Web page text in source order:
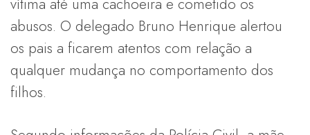
abusos. O delegado Bruno Henrique alertou
os pais a ficarem atentos com relação a
qualquer mudança no comportamento dos
filhos.